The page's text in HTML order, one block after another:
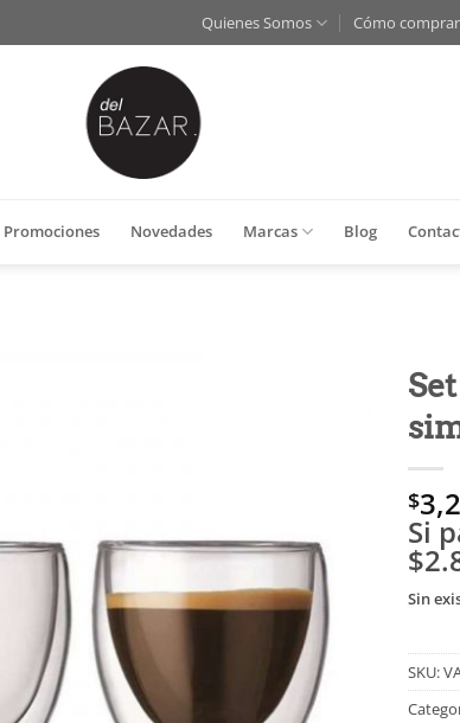
Quienes Somos Cómo comprar
Promociones Novedades Marcas Blog
$
Si
Sin
SKU: